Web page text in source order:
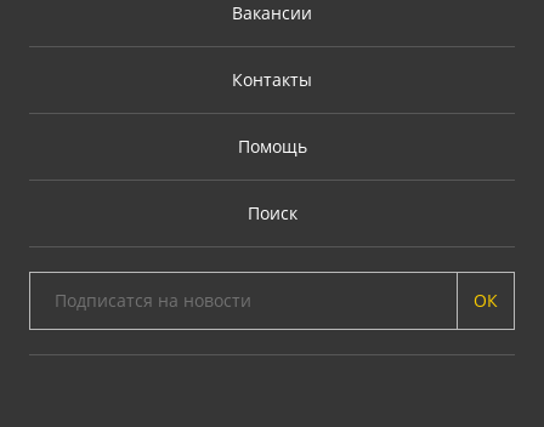
Вакансии
Контакты
Помощь
Поиск
ОК